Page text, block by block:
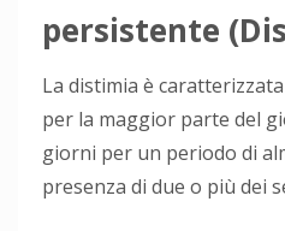
persistente
La distimia è
per la maggior parte del
giorni per un periodo di
presenza di due o più dei